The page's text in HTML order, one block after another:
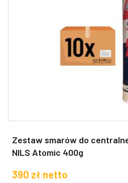
Zestaw smarów do
NILS Atomic 400g
390 zł netto